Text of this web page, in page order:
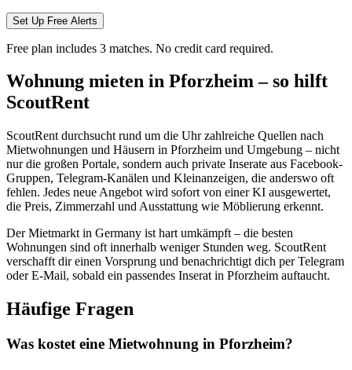
Set Up Free Alerts
Free plan includes 3 matches. No credit card required.
Wohnung mieten in Pforzheim – so hilft
ScoutRent
ScoutRent durchsucht rund um die Uhr zahlreiche Quellen nach
Mietwohnungen und Häusern in Pforzheim und Umgebung – nicht
nur die großen Portale, sondern auch private Inserate aus Facebook-
Gruppen, Telegram-Kanälen und Kleinanzeigen, die anderswo oft
fehlen. Jedes neue Angebot wird sofort von einer KI ausgewertet,
die Preis, Zimmerzahl und Ausstattung wie Möblierung erkennt.
Der Mietmarkt in Germany ist hart umkämpft – die besten
Wohnungen sind oft innerhalb weniger Stunden weg. ScoutRent
verschafft dir einen Vorsprung und benachrichtigt dich per Telegram
oder E-Mail, sobald ein passendes Inserat in Pforzheim auftaucht.
Häufige Fragen
Was kostet eine Mietwohnung in Pforzheim?